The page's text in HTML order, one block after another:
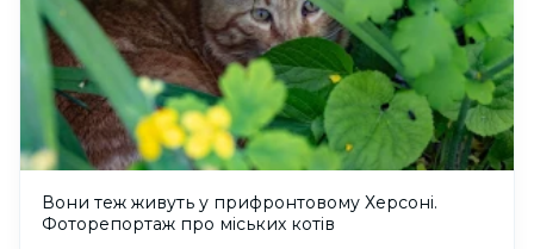
Вони теж живуть у прифронтовому Херсоні.
Фоторепортаж про міських котів